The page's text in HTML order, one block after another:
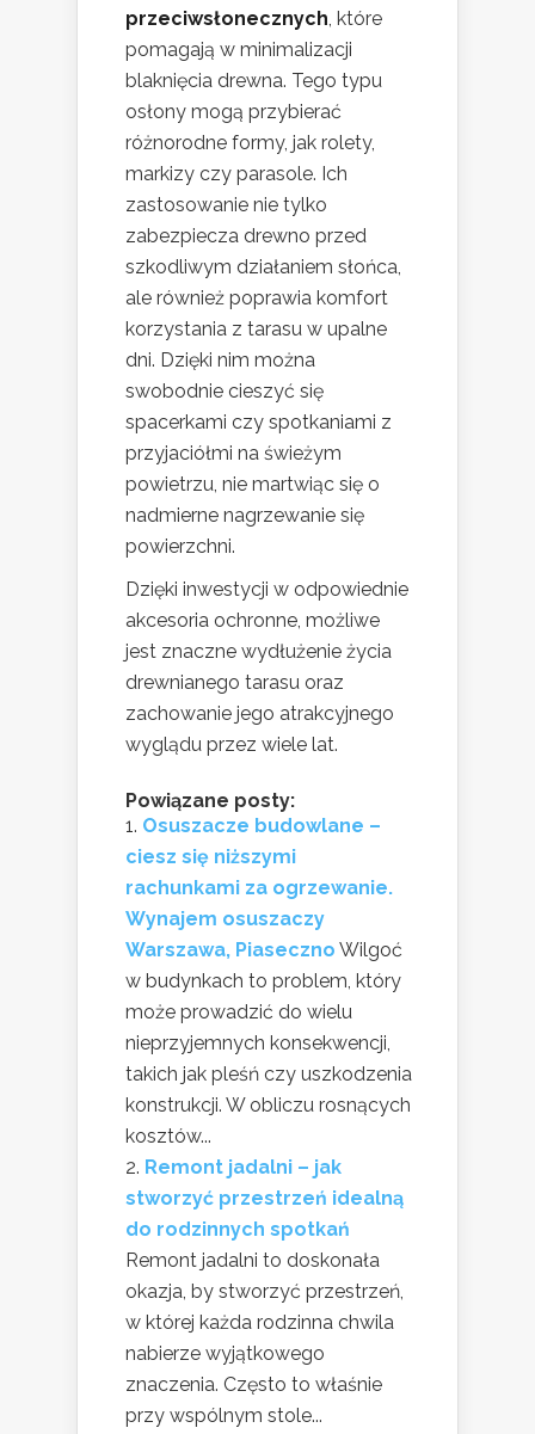
przeciwsłonecznych, które
pomagają w minimalizacji
blaknięcia drewna. Tego typu
osłony mogą przybierać
różnorodne formy, jak rolety,
markizy czy parasole. Ich
zastosowanie nie tylko
zabezpiecza drewno przed
szkodliwym działaniem słońca,
ale również poprawia komfort
korzystania z tarasu w upalne
dni. Dzięki nim można
swobodnie cieszyć się
spacerkami czy spotkaniami z
przyjaciółmi na świeżym
powietrzu, nie martwiąc się o
nadmierne nagrzewanie się
powierzchni.
Dzięki inwestycji w odpowiednie
akcesoria ochronne, możliwe
jest znaczne wydłużenie życia
drewnianego tarasu oraz
zachowanie jego atrakcyjnego
wyglądu przez wiele lat.
Powiązane posty:
Osuszacze budowlane –
ciesz się niższymi
rachunkami za ogrzewanie.
Wynajem osuszaczy
Warszawa, Piaseczno Wilgoć
w budynkach to problem, który
może prowadzić do wielu
nieprzyjemnych konsekwencji,
takich jak pleśń czy uszkodzenia
konstrukcji. W obliczu rosnących
kosztów...
Remont jadalni – jak
stworzyć przestrzeń idealną
do rodzinnych spotkań
Remont jadalni to doskonała
okazja, by stworzyć przestrzeń,
w której każda rodzinna chwila
nabierze wyjątkowego
znaczenia. Często to właśnie
przy wspólnym stole...